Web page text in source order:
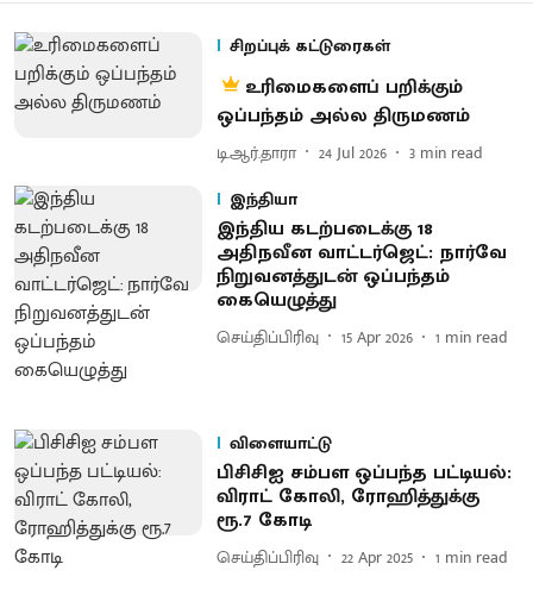
சிறப்புக் கட்டுரைகள்
உரிமைகளைப் பறிக்கும்
ஒப்பந்தம் அல்ல திருமணம்
டி.ஆர்.தாரா 24 Jul 2026 3 min read
இந்தியா
இந்திய கடற்படைக்கு 18
அதிநவீன வாட்டர்ஜெட்: நார்வே
நிறுவனத்துடன் ஒப்பந்தம்
கையெழுத்து
செய்திப்பிரிவு 15 Apr 2026 1 min read
விளையாட்டு
பிசிசிஐ சம்பள ஒப்பந்த பட்டியல்:
விராட் கோலி, ரோஹித்துக்கு
ரூ.7 கோடி
செய்திப்பிரிவு 22 Apr 2025 1 min read